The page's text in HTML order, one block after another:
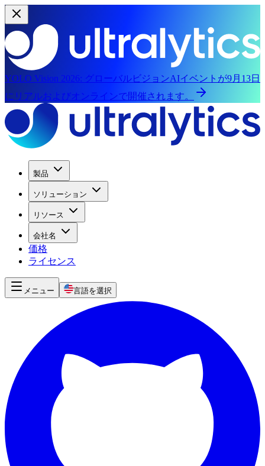
YOLO Vision 2026: グローバルビジョンAIイベントが9月13日
にリアルおよびオンラインで開催されます。
製品
ソリューション
リソース
会社名
価格
ライセンス
メニュー 言語を選択